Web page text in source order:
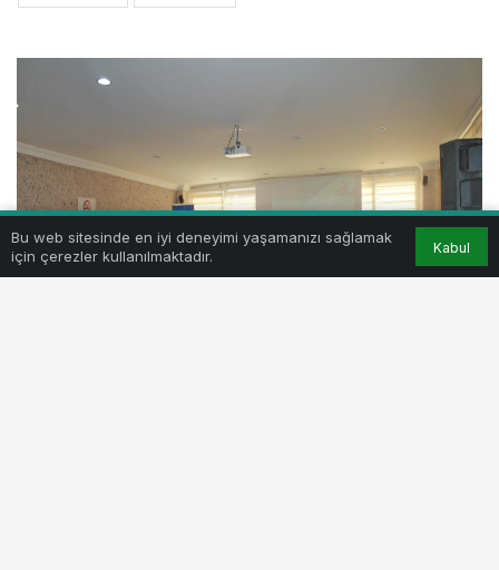
Bu web sitesinde en iyi deneyimi yaşamanızı sağlamak
için çerezler kullanılmaktadır.
Kabul